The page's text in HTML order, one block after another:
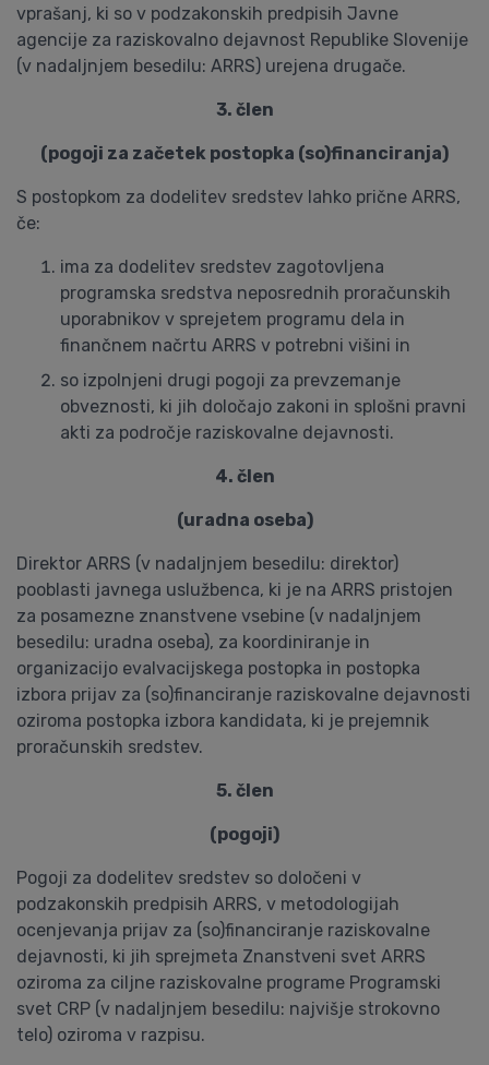
vprašanj, ki so v podzakonskih predpisih Javne
agencije za raziskovalno dejavnost Republike Slovenije
(v nadaljnjem besedilu: ARRS) urejena drugače.
3. člen
(pogoji za začetek postopka (so)financiranja)
S postopkom za dodelitev sredstev lahko prične ARRS,
če:
ima za dodelitev sredstev zagotovljena
programska sredstva neposrednih proračunskih
uporabnikov v sprejetem programu dela in
finančnem načrtu ARRS v potrebni višini in
so izpolnjeni drugi pogoji za prevzemanje
obveznosti, ki jih določajo zakoni in splošni pravni
akti za področje raziskovalne dejavnosti.
4. člen
(uradna oseba)
Direktor ARRS (v nadaljnjem besedilu: direktor)
pooblasti javnega uslužbenca, ki je na ARRS pristojen
za posamezne znanstvene vsebine (v nadaljnjem
besedilu: uradna oseba), za koordiniranje in
organizacijo evalvacijskega postopka in postopka
izbora prijav za (so)financiranje raziskovalne dejavnosti
oziroma postopka izbora kandidata, ki je prejemnik
proračunskih sredstev.
5. člen
(pogoji)
Pogoji za dodelitev sredstev so določeni v
podzakonskih predpisih ARRS, v metodologijah
ocenjevanja prijav za (so)financiranje raziskovalne
dejavnosti, ki jih sprejmeta Znanstveni svet ARRS
oziroma za ciljne raziskovalne programe Programski
svet CRP (v nadaljnjem besedilu: najvišje strokovno
telo) oziroma v razpisu.